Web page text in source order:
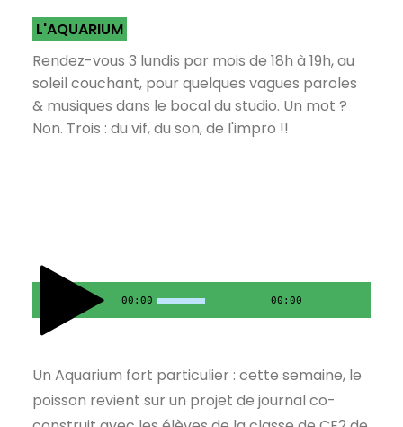
L'AQUARIUM
Rendez-vous 3 lundis par mois de 18h à 19h, au
soleil couchant, pour quelques vagues paroles
& musiques dans le bocal du studio. Un mot ?
Non. Trois : du vif, du son, de l'impro !!
00:00 00:00
Un Aquarium fort particulier : cette semaine, le
poisson revient sur un projet de journal co-